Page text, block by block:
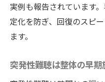
実例も報告されています
定化を防ぎ、回復のスピ
ます。
突発性難聴は整体の早